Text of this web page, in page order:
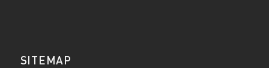
SITEMAP